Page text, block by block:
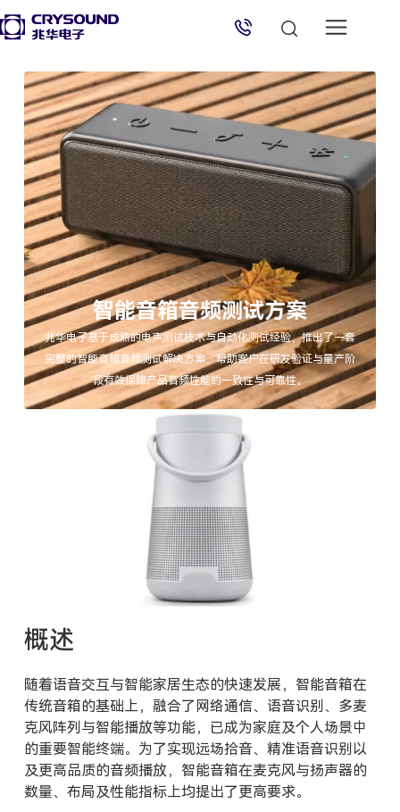
智能音箱音频测试方案
兆华电子基于成熟的电声测试技术与自动化测试经验，推出了一套
完整的智能音箱音频测试解决方案，帮助客户在研发验证与量产阶
段有效保障产品音频性能的一致性与可靠性。
概述
随着语音交互与智能家居生态的快速发展，智能音箱在
传统音箱的基础上，融合了网络通信、语音识别、多麦
克风阵列与智能播放等功能，已成为家庭及个人场景中
的重要智能终端。为了实现远场拾音、精准语音识别以
及更高品质的音频播放，智能音箱在麦克风与扬声器的
数量、布局及性能指标上均提出了更高要求。
兆华电子技术支持
技术支持专员2026/8/9 14:11:37